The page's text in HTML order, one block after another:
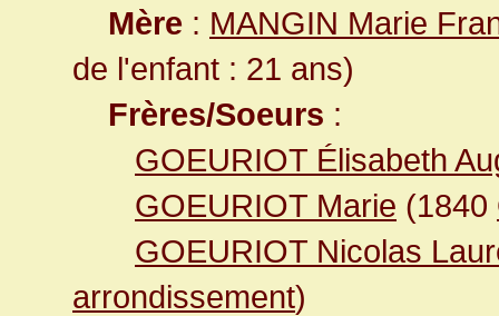
Mère : MANGIN Marie
de l'enfant : 21 ans)
Frères/Soeurs :
GOEURIOT Élisabeth
GOEURIOT Marie (1840
GOEURIOT Nicolas
arrondissement)